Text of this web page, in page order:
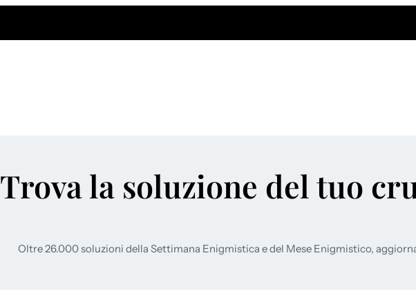
Trova la soluzione del tuo
Oltre 26.000 soluzioni della Settimana Enigmistica e del Mese Enigmistico,